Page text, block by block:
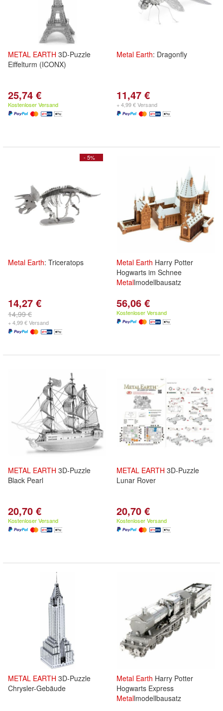
METAL EARTH 3D-Puzzle
Eiffelturm (ICONX)
25,74 €
Kostenloser Versand
Metal Earth: Dragonfly
11,47 €
+ 4,99 € Versand
- 5%
Metal Earth: Triceratops
14,27 €
14,99 €
+ 4,99 € Versand
Metal Earth Harry Potter
Hogwarts im Schnee
Metallmodellbausatz
56,06 €
Kostenloser Versand
METAL EARTH 3D-Puzzle
Black Pearl
20,70 €
Kostenloser Versand
METAL EARTH 3D-Puzzle
Lunar Rover
20,70 €
Kostenloser Versand
METAL EARTH 3D-Puzzle
Chrysler-Gebäude
Metal Earth Harry Potter
Hogwarts Express
Metallmodellbausatz